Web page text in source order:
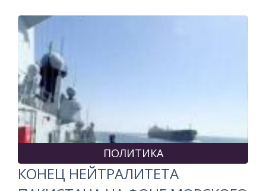
ПОЛИТИКА
КОНЕЦ НЕЙТРАЛИТЕТА